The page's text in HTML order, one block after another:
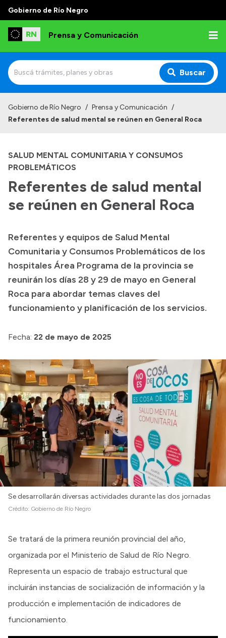
Gobierno de Río Negro
Prensa y Comunicación
Buscar
Referentes de prensa
Archivo de noticias
Presupuesto
Boletín Oficial
Compras y licitaciones
Consulta de expedientes
Consulta de pago a proveedores
Login
Gobierno de Río Negro / Prensa y Comunicación /
Referentes de salud mental se reúnen en General Roca
SALUD MENTAL COMUNITARIA Y CONSUMOS
PROBLEMÁTICOS
Referentes de salud mental
se reúnen en General Roca
Referentes y equipos de Salud Mental
Comunitaria y Consumos Problemáticos de los
hospitales Área Programa de la provincia se
reunirán los días 28 y 29 de mayo en General
Roca para abordar temas claves del
funcionamiento y planificación de los servicios.
Fecha: 22 de mayo de 2025
Se desarrollarán diversas actividades durante las dos jornadas
Crédito: Gobierno de Río Negro
Se tratará de la primera reunión provincial del año,
organizada por el Ministerio de Salud de Río Negro.
Representa un espacio de trabajo estructural que
incluirán instancias de socialización de información y la
producción e implementación de indicadores de
funcionamiento.